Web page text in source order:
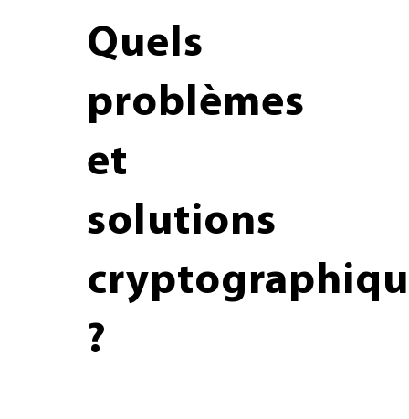
Quels
problèmes
et
solutions
?